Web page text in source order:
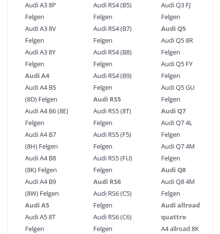
Audi A3 8P
Felgen
Audi A3 8V
Felgen
Audi A3 8Y
Felgen
Audi A4
Audi A4 B5
(8D) Felgen
Audi A4 B6 (8E)
Felgen
Audi A4 B7
(8H) Felgen
Audi A4 B8
(8K) Felgen
Audi A4 B9
(8W) Felgen
Audi A5
Audi A5 8T
Felgen
Audi RS4 (B5)
Felgen
Audi RS4 (B7)
Felgen
Audi RS4 (B8)
Felgen
Audi RS4 (B9)
Felgen
Audi RS5
Audi RS5 (8T)
Felgen
Audi RS5 (F5)
Felgen
Audi RS5 (FU)
Felgen
Audi RS6
Audi RS6 (C5)
Felgen
Audi RS6 (C6)
Felgen
Audi Q3 FJ
Felgen
Audi Q5
Audi Q5 8R
Felgen
Audi Q5 FY
Felgen
Audi Q5 GU
Felgen
Audi Q7
Audi Q7 4L
Felgen
Audi Q7 4M
Felgen
Audi Q8
Audi Q8 4M
Felgen
Audi allroad
quattro
A4 allroad 8K